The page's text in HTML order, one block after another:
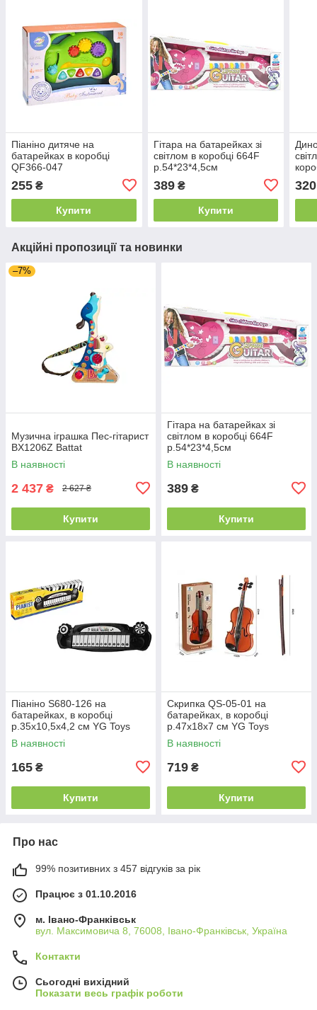
Піаніно дитяче на
батарейках в коробці
QF366-047
255 ₴
Купити
Гітара на батарейках зі
світлом в коробці 664F
р.54*23*4,5см
389₴
Купити
320
Акційні пропозиції та новинки
–7%
Музична іграшка Пес-гітарист
BX1206Z Battat
В наявності
2 437 ₴ 2 627 ₴
Купити
Гітара на батарейках зі
світлом в коробці 664F
р.54*23*4,5см
В наявності
389 ₴
Купити
Піаніно S680-126 на
батарейках, в коробці
р.35x10,5x4,2 см YG Toys
В наявності
165 ₴
Купити
Скрипка QS-05-01 на
батарейках, в коробці
р.47x18x7 см YG Toys
В наявності
719 ₴
Купити
Про нас
99% позитивних з 457 відгуків за рік
Працює з 01.10.2016
м. Івано-Франківськ
вул. Максимовича 8, 76008, Івано-Франківськ, Україна
Контакти
Сьогодні вихідний
Показати весь графік роботи